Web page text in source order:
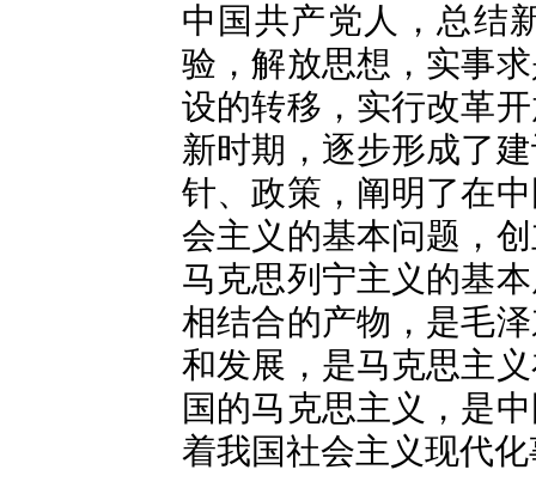
中国共产党人，总结
验，解放思想，实事
设的转移，实行改革
新时期，逐步形成了
针、政策，阐明了在
会主义的基本问题，
马克思列宁主义的基
相结合的产物，是毛
和发展，是马克思主
国的马克思主义，是
着我国社会主义现代